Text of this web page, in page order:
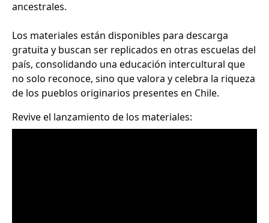
ancestrales.
Los materiales están disponibles para descarga
gratuita y buscan ser replicados en otras escuelas del
país, consolidando una educación intercultural que
no solo reconoce, sino que valora y celebra la riqueza
de los pueblos originarios presentes en Chile.
Revive el lanzamiento de los materiales: